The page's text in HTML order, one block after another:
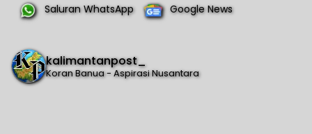
Saluran WhatsApp Google News
kalimantanpost_
Koran Banua - Aspirasi Nusantara